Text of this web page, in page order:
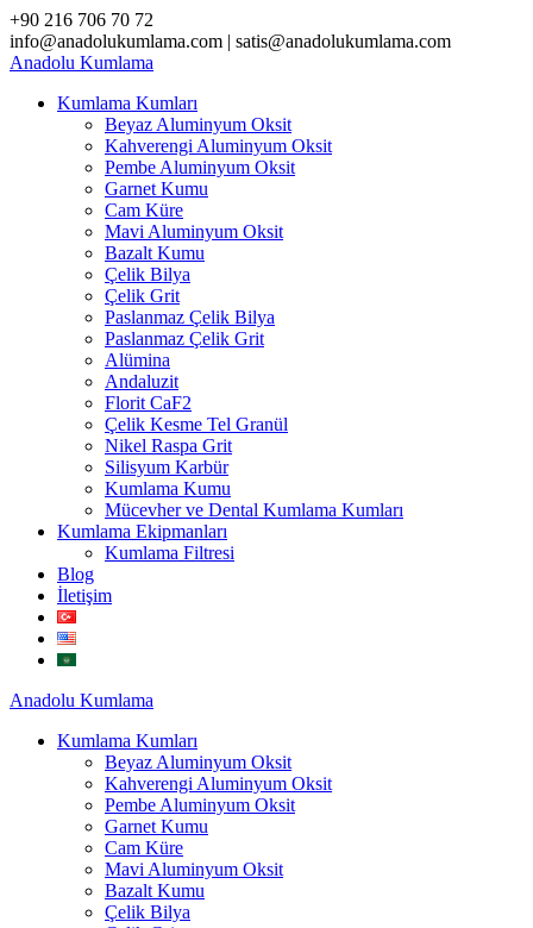
Skip
to
content
+90 216 706 70 72
info@anadolukumlama.com | satis@anadolukumlama.com
Anadolu Kumlama
Kumlama Kumları
Beyaz Aluminyum Oksit
Kahverengi Aluminyum Oksit
Pembe Aluminyum Oksit
Garnet Kumu
Cam Küre
Mavi Aluminyum Oksit
Bazalt Kumu
Çelik Bilya
Çelik Grit
Paslanmaz Çelik Bilya
Paslanmaz Çelik Grit
Alümina
Andaluzit
Florit CaF2
Çelik Kesme Tel Granül
Nikel Raspa Grit
Silisyum Karbür
Kumlama Kumu
Mücevher ve Dental Kumlama Kumları
Kumlama Ekipmanları
Kumlama Filtresi
Blog
İletişim
Anadolu Kumlama
Kumlama Kumları
Beyaz Aluminyum Oksit
Kahverengi Aluminyum Oksit
Pembe Aluminyum Oksit
Garnet Kumu
Cam Küre
Mavi Aluminyum Oksit
Bazalt Kumu
Çelik Bilya